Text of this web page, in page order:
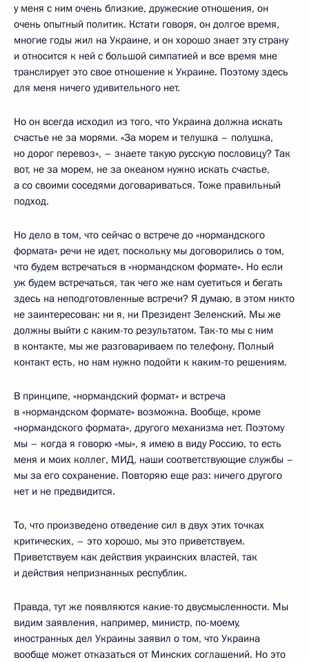
у меня с ним очень близкие, дружеские отношения, он
очень опытный политик. Кстати говоря, он долгое время,
многие годы жил на Украине, и он хорошо знает эту страну
и относится к ней с большой симпатией и все время мне
транслирует это свое отношение к Украине. Поэтому здесь
для меня ничего удивительного нет.
Но он всегда исходил из того, что Украина должна искать
счастье не за морями. «За морем и телушка – полушка,
но дорог перевоз», – знаете такую русскую пословицу? Так
вот, не за морем, не за океаном нужно искать счастье,
а со своими соседями договариваться. Тоже правильный
подход.
Но дело в том, что сейчас о встрече до «нормандского
формата» речи не идет, поскольку мы договорились о том,
что будем встречаться в «нормандском формате». Но если
уж будем встречаться, так чего же нам суетиться и бегать
здесь на неподготовленные встречи? Я думаю, в этом никто
не заинтересован: ни я, ни Президент Зеленский. Мы же
должны выйти с каким-то результатом. Так-то мы с ним
в контакте, мы же разговариваем по телефону. Полный
контакт есть, но нам нужно подойти к каким-то решениям.
В принципе, «нормандский формат» и встреча
в «нормандском формате» возможна. Вообще, кроме
«нормандского формата», другого механизма нет. Поэтому
мы – когда я говорю «мы», я имею в виду Россию, то есть
меня и моих коллег, МИД, наши соответствующие службы –
мы за его сохранение. Повторяю еще раз: ничего другого
нет и не предвидится.
То, что произведено отведение сил в двух этих точках
критических, – это хорошо, мы это приветствуем.
Приветствуем как действия украинских властей, так
и действия непризнанных республик.
Правда, тут же появляются какие-то двусмысленности. Мы
видим заявления, например, министр, по-моему,
иностранных дел Украины заявил о том, что Украина
вообще может отказаться от Минских соглашений. Но это